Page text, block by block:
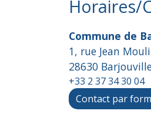
Horaires/
Commune de
1, rue Jean
28630
+33 2 37 34 30 04
Contact par